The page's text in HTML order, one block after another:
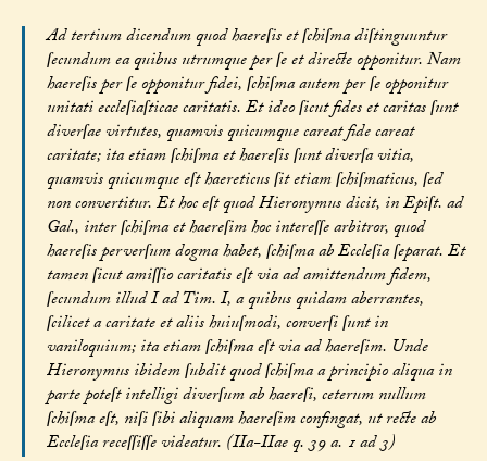
Ad tertium dicendum quod haereſis et ſchiſma diſtinguuntur
ſecundum ea quibus utrumque per ſe et directe opponitur. Nam
haereſis per ſe opponitur fidei, ſchiſma autem per ſe opponitur
unitati eccleſiaſticae caritatis. Et ideo ſicut fides et caritas ſunt
diverſae virtutes, quamvis quicumque careat fide careat
caritate; ita etiam ſchiſma et haereſis ſunt diverſa vitia,
quamvis quicumque eſt haereticus ſit etiam ſchiſmaticus, ſed
non convertitur. Et hoc eſt quod Hieronymus dicit, in Epiſt. ad
Gal., inter ſchiſma et haereſim hoc intereſſe arbitror, quod
haereſis perverſum dogma habet, ſchiſma ab Eccleſia ſeparat. Et
tamen ſicut amiſſio caritatis eſt via ad amittendum fidem,
ſecundum illud I ad Tim. I, a quibus quidam aberrantes,
ſcilicet a caritate et aliis huiuſmodi, converſi ſunt in
vaniloquium; ita etiam ſchiſma eſt via ad haereſim. Unde
Hieronymus ibidem ſubdit quod ſchiſma a principio aliqua in
parte poteſt intelligi diverſum ab haereſi, ceterum nullum
ſchiſma eſt, niſi ſibi aliquam haereſim confingat, ut recte ab
Eccleſia receſſiſſe videatur. (IIa-IIae q. 39 a. 1 ad 3)